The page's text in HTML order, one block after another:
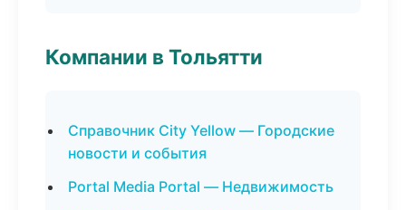
Компании в Тольятти
Справочник City Yellow — Городские
новости и события
Portal Media Portal — Недвижимость